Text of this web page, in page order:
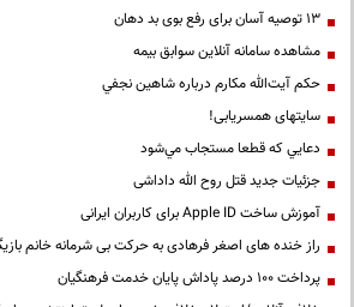
13 توصیه آسان برای رفع بوی بد دهان
مشاهده سامانه آنلاين سوابق بیمه
حكم آيت‌الله مكارم درباره شاهين نجفي
سایتهای همسریابی!
دعايي كه قطعا مستجاب مي‌شود
جزئیات جدید قتل روح الله داداشی
آموزش ساخت Apple ID برای کاربران ایرانی
راز خنده های اصغر فرهادی به حرکت بی شرمانه خانم
پرداخت ۱۰۰ درصد پاداش پایان خدمت فرهنگیان